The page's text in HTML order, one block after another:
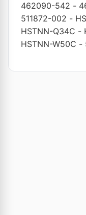
462090-542 -
511872-002 -
HSTNN-Q34C -
HSTNN-W50C -